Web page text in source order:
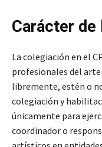
Carácter
La colegiación en el
profesionales del
libremente, estén o
colegiación y
únicamente para
coordinador o